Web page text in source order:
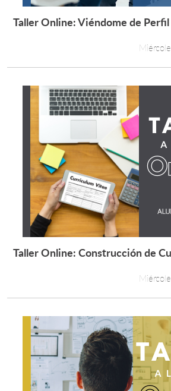
Taller Online: Viéndome de Perfil
Taller Online: Construcción de